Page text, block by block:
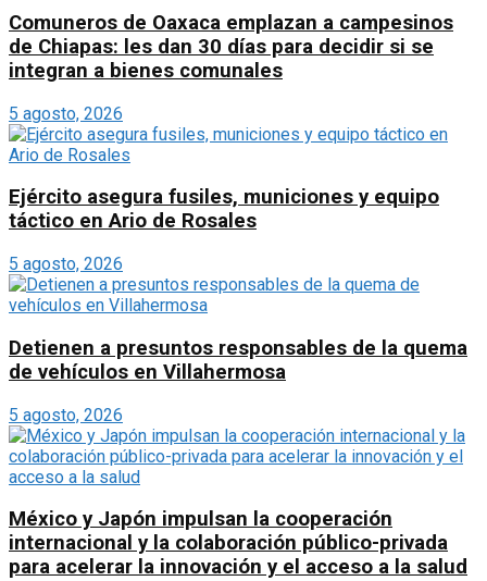
Comuneros de Oaxaca emplazan a campesinos
de Chiapas: les dan 30 días para decidir si se
integran a bienes comunales
5 agosto, 2026
Ejército asegura fusiles, municiones y equipo
táctico en Ario de Rosales
5 agosto, 2026
Detienen a presuntos responsables de la quema
de vehículos en Villahermosa
5 agosto, 2026
México y Japón impulsan la cooperación
internacional y la colaboración público-privada
para acelerar la innovación y el acceso a la salud